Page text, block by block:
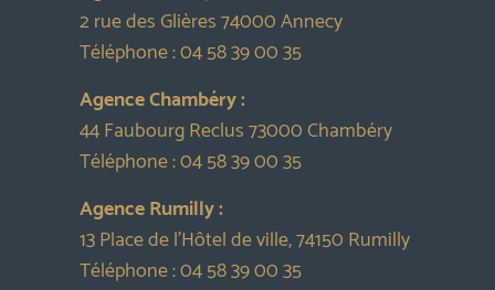
2 rue des Glières 74000 Annecy
Téléphone :04 58 39 00 35
Agence Chambéry :
44 Faubourg Reclus 73000 Chambéry
Téléphone :04 58 39 00 35
Agence Rumilly :
13 Place de l’Hôtel de ville, 74150 Rumilly
Téléphone :04 58 39 00 35